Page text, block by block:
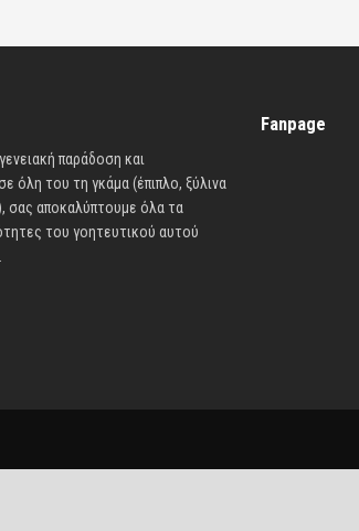
παράδοση και
όλη του τη γκάμα (έπιπλο, ξύλινα
σας αποκαλύπτουμε όλα τα
του γοητευτικού αυτού
Fanpage